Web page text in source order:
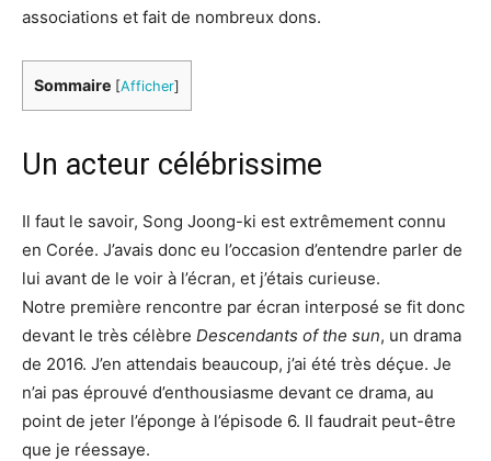
associations et fait de nombreux dons.
Sommaire [Afficher]
Un acteur célébrissime
Il faut le savoir, Song Joong-ki est extrêmement connu
en Corée. J’avais donc eu l’occasion d’entendre parler de
lui avant de le voir à l’écran, et j’étais curieuse.
Notre première rencontre par écran interposé se fit donc
devant le très célèbre Descendants of the sun, un drama
de 2016. J’en attendais beaucoup, j’ai été très déçue. Je
n’ai pas éprouvé d’enthousiasme devant ce drama, au
point de jeter l’éponge à l’épisode 6. Il faudrait peut-être
que je réessaye.